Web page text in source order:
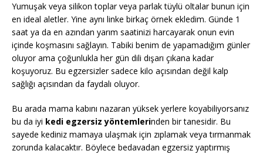
Yumuşak veya silikon toplar veya parlak tüylü oltalar bunun için
en ideal aletler. Yine aynı linke birkaç örnek ekledim. Günde 1
saat ya da en azından yarım saatinizi harcayarak onun evin
içinde koşmasını sağlayın. Tabiki benim de yapamadığım günler
oluyor ama çoğunlukla her gün dili dışarı çıkana kadar
koşuyoruz. Bu egzersizler sadece kilo açısından değil kalp
sağlığı açısından da faydalı oluyor.
Bu arada mama kabını nazaran yüksek yerlere koyabiliyorsanız
bu da iyi kedi egzersiz yöntemlerinden bir tanesidir. Bu
sayede kediniz mamaya ulaşmak için zıplamak veya tırmanmak
zorunda kalacaktır. Böylece bedavadan egzersiz yaptırmış